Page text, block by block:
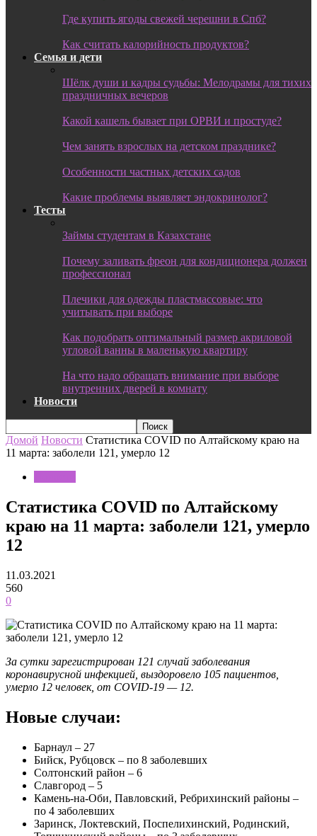
Где купить ягоды свежей черешни в Спб?
Как считать калорийность продуктов?
Семья и дети
Шёлк души и кадры судьбы: Мелодрамы для тихих
праздничных вечеров
Какой кашель бывает при ОРВИ и простуде?
Чем занять взрослых на детском празднике?
Особенности частных детских садов
Какие проблемы выявляет эндокринолог?
Тесты
Займы студентам в Казахстане
Почему заливать фреон для кондиционера должен
профессионал
Плечики для одежды пластмассовые: что
учитывать при выборе
Как подобрать оптимальный размер акриловой
угловой ванны в маленькую квартиру
На что надо обращать внимание при выборе
внутренних дверей в комнату
Новости
Домой Новости Статистика COVID по Алтайскому краю на
11 марта: заболели 121, умерло 12
Статистика COVID по Алтайскому
краю на 11 марта: заболели 121, умерло
12
11.03.2021
560
0
За сутки зарегистрирован 121 случай заболевания
коронавирусной инфекцией, выздоровело 105 пациентов,
умерло 12 человек, от COVID-19 — 12.
Новые случаи:
Барнаул – 27
Бийск, Рубцовск – по 8 заболевших
Солтонский район – 6
Славгород – 5
Камень-на-Оби, Павловский, Ребрихинский районы –
по 4 заболевших
Заринск, Локтевский, Поспелихинский, Родинский,